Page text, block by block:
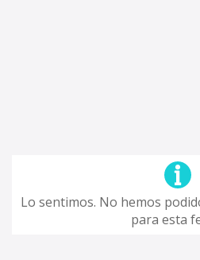
Lo sentimos. No hemos
para esta